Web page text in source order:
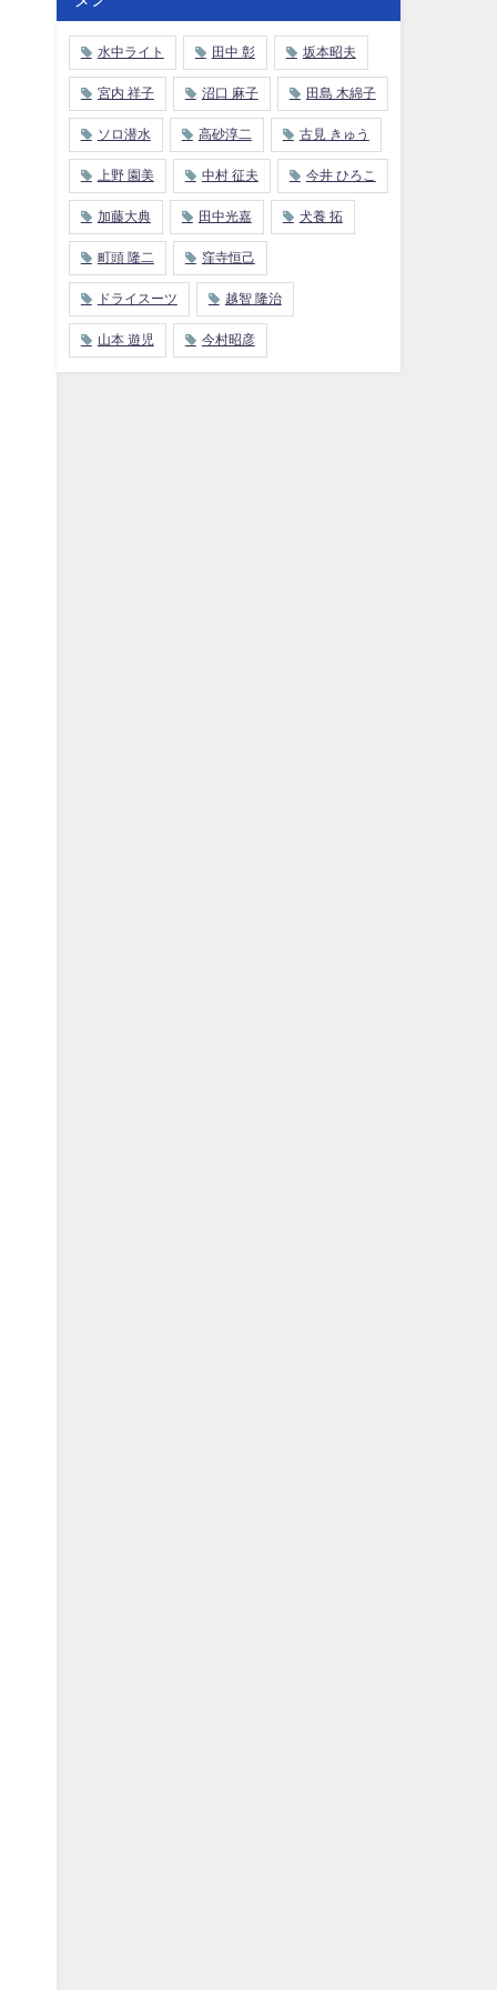
水中ライト 田中 彰 坂本昭夫
宮内 祥子 沼口 麻子 田島 木綿子
ソロ潜水 高砂淳二 古見 きゅう
上野 園美 中村 征夫 今井 ひろこ
加藤大典 田中光嘉 犬養 拓
町頭 隆二 窪寺恒己
ドライスーツ 越智 隆治
山本 遊児 今村昭彦